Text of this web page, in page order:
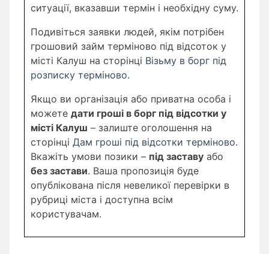
ситуації, вказавши термін і необхідну суму.
Подивіться заявки людей, якім потрібен
грошовий займ терміново під відсоток у
місті Калуш на сторінці Візьму в борг під
розписку терміново.
Якщо ви організація або приватна особа і
можете дати гроші в борг під відсотки у
місті Калуш – залиште оголошення на
сторінці Дам гроші під відсотки терміново.
Вкажіть умови позики – під заставу або
без застави. Ваша пропозиція буде
опублікована після невеликої перевірки в
рубриці міста і доступна всім
користувачам.